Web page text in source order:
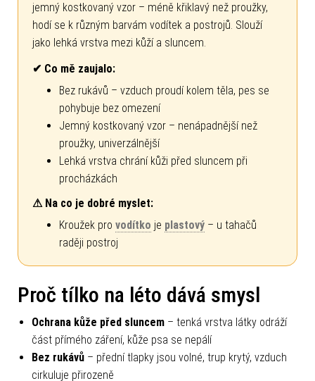
jemný kostkovaný vzor – méně křiklavý než proužky,
hodí se k různým barvám vodítek a postrojů. Slouží
jako lehká vrstva mezi kůží a sluncem.
✔ Co mě zaujalo:
Bez rukávů – vzduch proudí kolem těla, pes se
pohybuje bez omezení
Jemný kostkovaný vzor – nenápadnější než
proužky, univerzálnější
Lehká vrstva chrání kůži před sluncem při
procházkách
⚠ Na co je dobré myslet:
Kroužek pro vodítko je plastový – u tahačů
raději postroj
Proč tílko na léto dává smysl
Ochrana kůže před sluncem – tenká vrstva látky odráží
část přímého záření, kůže psa se nepálí
Bez rukávů – přední tlapky jsou volné, trup krytý, vzduch
cirkuluje přirozeně